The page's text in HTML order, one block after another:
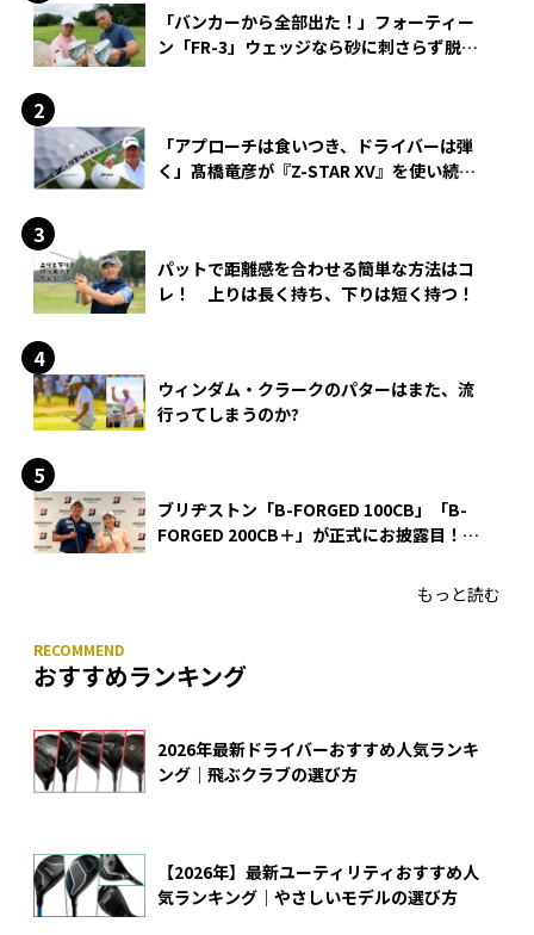
「バンカーから全部出た！」フォーティー
ン「FR-3」ウェッジなら砂に刺さらず脱出
「アプローチは食いつき、ドライバーは弾
く」髙橋竜彦が『Z-STAR XV』を使い続け
パットで距離感を合わせる簡単な方法はコ
レ！ 上りは長く持ち、下りは短く持つ！
ウィンダム・クラークのパターはまた、流
行ってしまうのか?
ブリヂストン「B-FORGED 100CB」「B-
FORGED 200CB＋」が正式にお披露目！
もっと読む
おすすめランキング
2026年最新ドライバーおすすめ人気ランキ
ング｜飛ぶクラブの選び方
【2026年】最新ユーティリティおすすめ人
気ランキング｜やさしいモデルの選び方